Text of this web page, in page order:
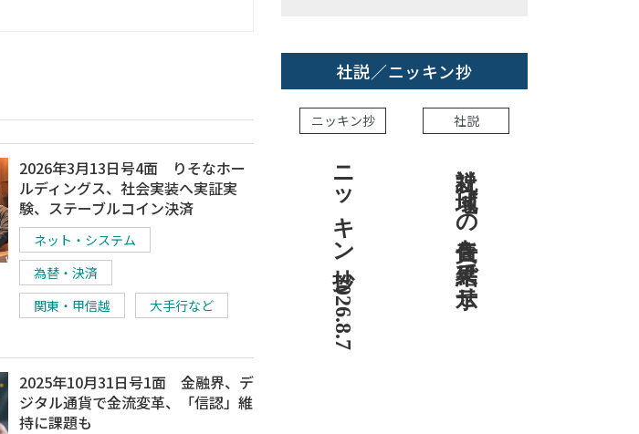
2026年3月13日号4面 りそなホー
ルディングス、社会実装へ実証実
験、ステーブルコイン決済
ネット・システム
為替・決済
関東・甲信越
大手行など
2025年10月31日号1面 金融界、デ
ジタル通貨で金流変革、「信認」維
持に課題も
社説／ニッキン抄
ニッキン抄
ニッキン抄 2026.8.7
社説
社説 地域への責任を結果で示せ